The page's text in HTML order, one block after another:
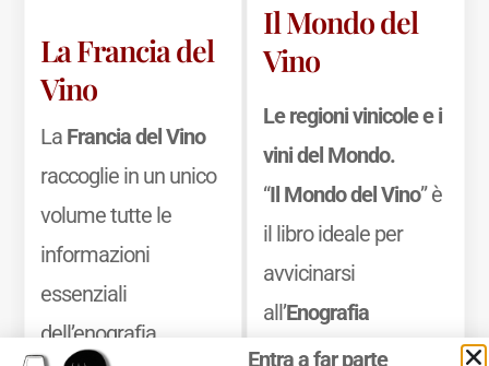
La Francia del
Vino
La Francia del Vino
raccoglie in un unico
volume tutte le
informazioni
essenziali
dell’enografia
Il Mondo del
Vino
Le regioni vinicole e i
vini del Mondo.
“Il Mondo del Vino” è
il libro ideale per
avvicinarsi
all’Enografia
Mondiale, ossia alla
Entra a far parte